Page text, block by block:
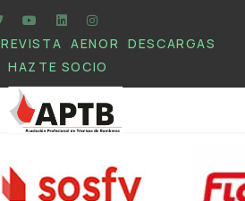
REVISTA AENOR
DESCARGAS
HAZTE SOCIO